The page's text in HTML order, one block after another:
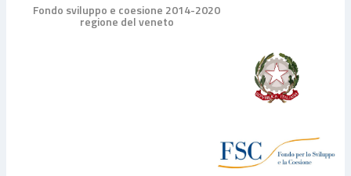
Fondo sviluppo e coesione 2014-2020
regione del veneto